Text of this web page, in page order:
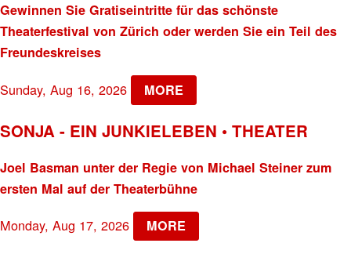
Gewinnen Sie Gratiseintritte für das schönste
Theaterfestival von Zürich oder werden Sie ein Teil des
Freundeskreises
Sunday, Aug 16, 2026 MORE
SONJA - EIN JUNKIELEBEN • THEATER
Joel Basman unter der Regie von Michael Steiner zum
ersten Mal auf der Theaterbühne
Monday, Aug 17, 2026 MORE